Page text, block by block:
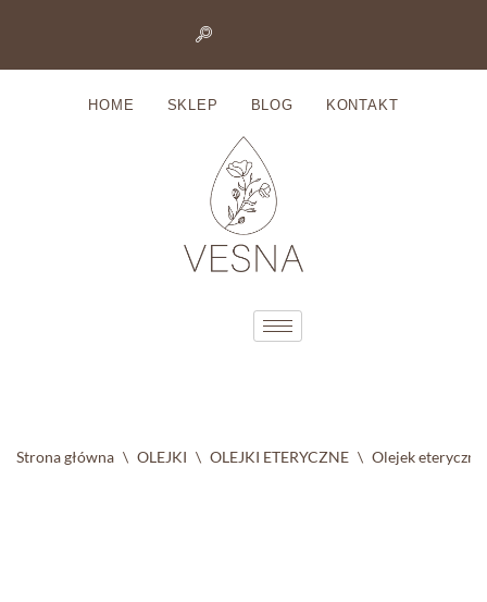
HOME SKLEP BLOG KONTAKT
Strona główna \ OLEJKI \ OLEJKI ETERYCZNE \ Olejek